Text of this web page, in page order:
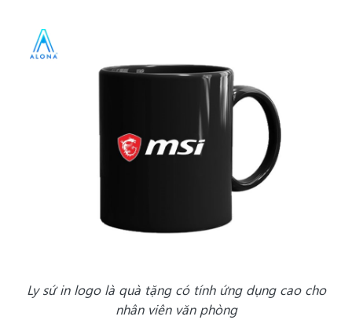
Ly sứ in logo là quà tặng có tính ứng dụng cao cho
nhân viên văn phòng